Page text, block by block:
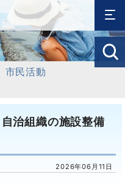
市民活動
治組織の施設整備
2026年06月11日